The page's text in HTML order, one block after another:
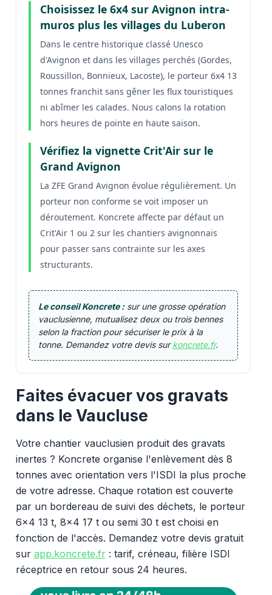
Choisissez le 6x4 sur Avignon intra-
muros plus les villages du Luberon
Dans le centre historique classé Unesco
d'Avignon et dans les villages perchés (Gordes,
Roussillon, Bonnieux, Lacoste), le porteur 6x4 13
tonnes franchit sans gêner les flux touristiques
ni abîmer les calades. Nous calons la rotation
hors heures de pointe en haute saison.
Vérifiez la vignette Crit'Air sur le
Grand Avignon
La ZFE Grand Avignon évolue régulièrement. Un
porteur non conforme se voit imposer un
déroutement. Koncrete affecte par défaut un
Crit'Air 1 ou 2 sur les chantiers avignonnais
pour passer sans contrainte sur les axes
structurants.
Le conseil Koncrete :sur une grosse opération
vauclusienne, mutualisez deux ou trois bennes
selon la fraction pour sécuriser le prix à la
tonne. Demandez votre devis surkoncrete.fr.
Faites évacuer vos gravats
dans le Vaucluse
Votre chantier vauclusien produit des gravats
inertes ? Koncrete organise l'enlèvement dès 8
tonnes avec orientation vers l'ISDI la plus proche
de votre adresse. Chaque rotation est couverte
par un bordereau de suivi des déchets, le porteur
6x4 13 t, 8x4 17 t ou semi 30 t est choisi en
fonction de l'accès. Demandez votre devis gratuit
sur app.koncrete.fr: tarif, créneau, filière ISDI
réceptrice en retour sous 24 heures.